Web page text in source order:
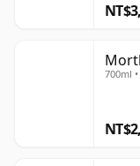
700ml